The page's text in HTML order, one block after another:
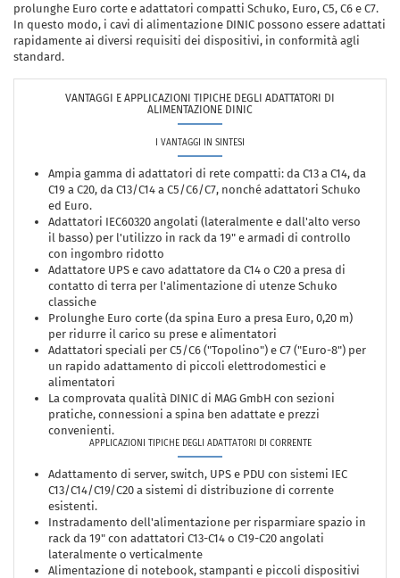
prolunghe Euro corte e adattatori compatti Schuko, Euro, C5, C6 e C7.
In questo modo, i cavi di alimentazione DINIC possono essere adattati
rapidamente ai diversi requisiti dei dispositivi, in conformità agli
standard.
VANTAGGI E APPLICAZIONI TIPICHE DEGLI ADATTATORI DI
ALIMENTAZIONE DINIC
I VANTAGGI IN SINTESI
Ampia gamma di adattatori di rete compatti: da C13 a C14, da
C19 a C20, da C13/C14 a C5/C6/C7, nonché adattatori Schuko
ed Euro.
Adattatori IEC60320 angolati (lateralmente e dall'alto verso
il basso) per l'utilizzo in rack da 19" e armadi di controllo
con ingombro ridotto
Adattatore UPS e cavo adattatore da C14 o C20 a presa di
contatto di terra per l'alimentazione di utenze Schuko
classiche
Prolunghe Euro corte (da spina Euro a presa Euro, 0,20 m)
per ridurre il carico su prese e alimentatori
Adattatori speciali per C5/C6 ("Topolino") e C7 ("Euro-8") per
un rapido adattamento di piccoli elettrodomestici e
alimentatori
La comprovata qualità DINIC di MAG GmbH con sezioni
pratiche, connessioni a spina ben adattate e prezzi
convenienti.
APPLICAZIONI TIPICHE DEGLI ADATTATORI DI CORRENTE
Adattamento di server, switch, UPS e PDU con sistemi IEC
C13/C14/C19/C20 a sistemi di distribuzione di corrente
esistenti.
Instradamento dell'alimentazione per risparmiare spazio in
rack da 19" con adattatori C13-C14 o C19-C20 angolati
lateralmente o verticalmente
Alimentazione di notebook, stampanti e piccoli dispositivi